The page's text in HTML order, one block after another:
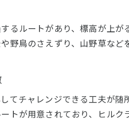
ヒルクライム大会前に見直
注目のヒルクライム大会情報を
榛名ヒルクライム大会の魅
ヒルクライム大会で注目さ
るルートがあり、標高が上
野鳥のさえずり、山野草な
てチャレンジできる工夫が
トが用意されており、ヒル